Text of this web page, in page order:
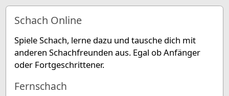
Schach Online
Spiele Schach, lerne dazu und tausche dich mit
anderen Schachfreunden aus. Egal ob Anfänger
oder Fortgeschrittener.
Fernschach